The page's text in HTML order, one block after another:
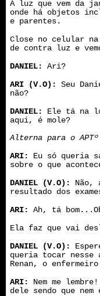
A luz que vem da
onde há objetos
e parentes.
Close no celular na
de contra luz e
DANIEL:
Ari?
ARI (V.O):
Seu
não?
DANIEL:
Ele tá na
aqui, é mole?
Alterna para o APTº
ARI:
Eu só queria
sobre o que
DANIEL (V.O):
Não,
resultado dos
ARI:
Ah, tá
Ela faz que vai
DANIEL (V.O):
queria tocar nesse
Renan, o
ARI:
Nem me
dele sendo que